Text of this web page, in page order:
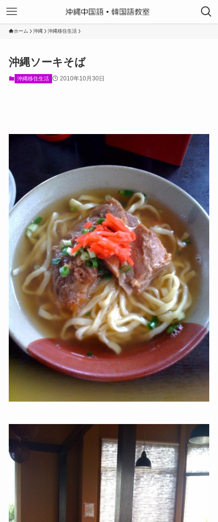
ホーム 沖縄 沖縄移住生活
沖縄ソーキそば
沖縄移住生活 2010年10月30日